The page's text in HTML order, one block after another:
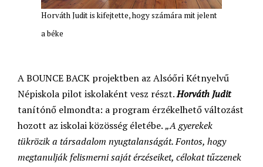
Horváth Judit is kifejtette, hogy számára mit jelent
a béke
A BOUNCE BACK projektben az Alsóőri Kétnyelvű
Népiskola pilot iskolaként vesz részt.Horváth Judit
tanítónő elmondta: a program érzékelhető változást
hozott az iskolai közösség életébe.„A gyerekek
tükrözik a társadalom nyugtalanságát. Fontos, hogy
megtanulják felismerni saját érzéseiket, célokat tűzzenek